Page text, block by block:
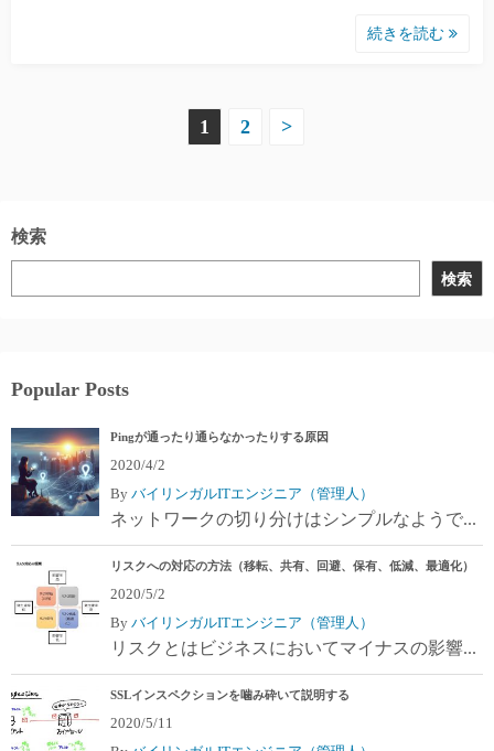
続きを読む
ビ
ゲ
シ
ョ
ン
1 2 >
検索
検索
Popular Posts
Pingが通ったり通らなかったりする原因
2020/4/2
By バイリンガルITエンジニア（管理人）
ネットワークの切り分けはシンプルなようで...
リスクへの対応の方法（移転、共有、回避、保有、低減、最適化）
2020/5/2
By バイリンガルITエンジニア（管理人）
リスクとはビジネスにおいてマイナスの影響...
SSLインスペクションを噛み砕いて説明する
2020/5/11